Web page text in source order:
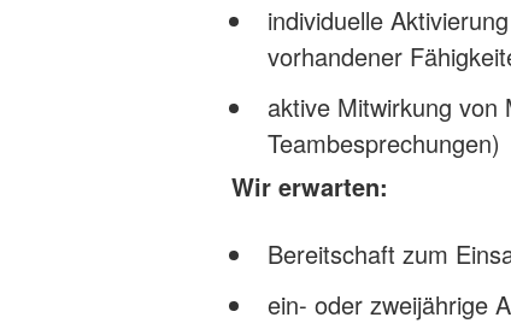
individuelle
vorhandener
aktive Mitwirkung von
Teambesprechungen)
Wir erwarten:
Bereitschaft zum
ein- oder zweijährige